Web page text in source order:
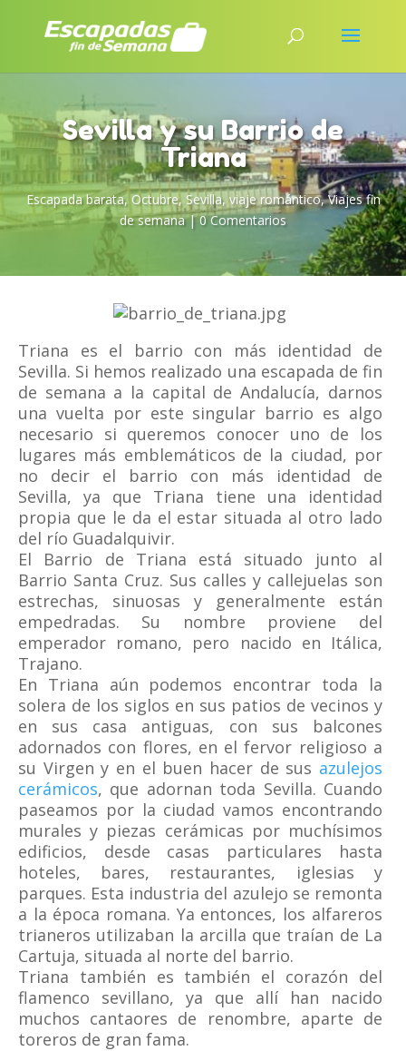
Sevilla y su Barrio de
Triana
Escapada barata,Octubre, Sevilla,viaje romántico,Viajes fin
de semana|0 Comentarios
Triana es el barrio con más identidad de
Sevilla. Si hemos realizado una escapada de fin
de semana a la capital de Andalucía, darnos
una vuelta por este singular barrio es algo
necesario si queremos conocer uno de los
lugares más emblemáticos de la ciudad, por
no decir el barrio con más identidad de
Sevilla, ya que Triana tiene una identidad
propia que le da el estar situada al otro lado
del río Guadalquivir.
El Barrio de Triana está situado junto al
Barrio Santa Cruz. Sus calles y callejuelas son
estrechas, sinuosas y generalmente están
empedradas. Su nombre proviene del
emperador romano, pero nacido en Itálica,
Trajano.
En Triana aún podemos encontrar toda la
solera de los siglos en sus patios de vecinos y
en sus casa antiguas, con sus balcones
adornados con flores, en el fervor religioso a
su Virgen y en el buen hacer de sus azulejos
cerámicos, que adornan toda Sevilla. Cuando
paseamos por la ciudad vamos encontrando
murales y piezas cerámicas por muchísimos
edificios, desde casas particulares hasta
hoteles, bares, restaurantes, iglesias y
parques. Esta industria del azulejo se remonta
a la época romana. Ya entonces, los alfareros
trianeros utilizaban la arcilla que traían de La
Cartuja, situada al norte del barrio.
Triana también es también el corazón del
flamenco sevillano, ya que allí han nacido
muchos cantaores de renombre, aparte de
toreros de gran fama.